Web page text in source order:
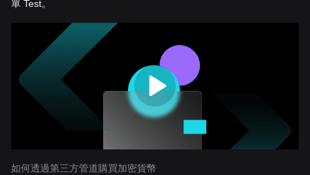
單 Test。
如何透過第三方管道購買加密貨幣